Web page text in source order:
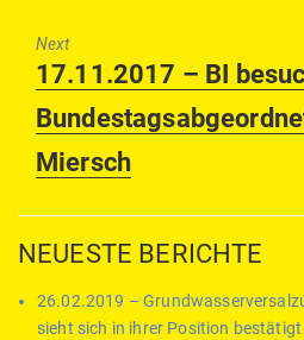
Next
Next
17.11.2017 – BI
Miersch
NEUESTE BERICHTE
26.02.2019 –
sieht sich in ihrer Position bestätigt